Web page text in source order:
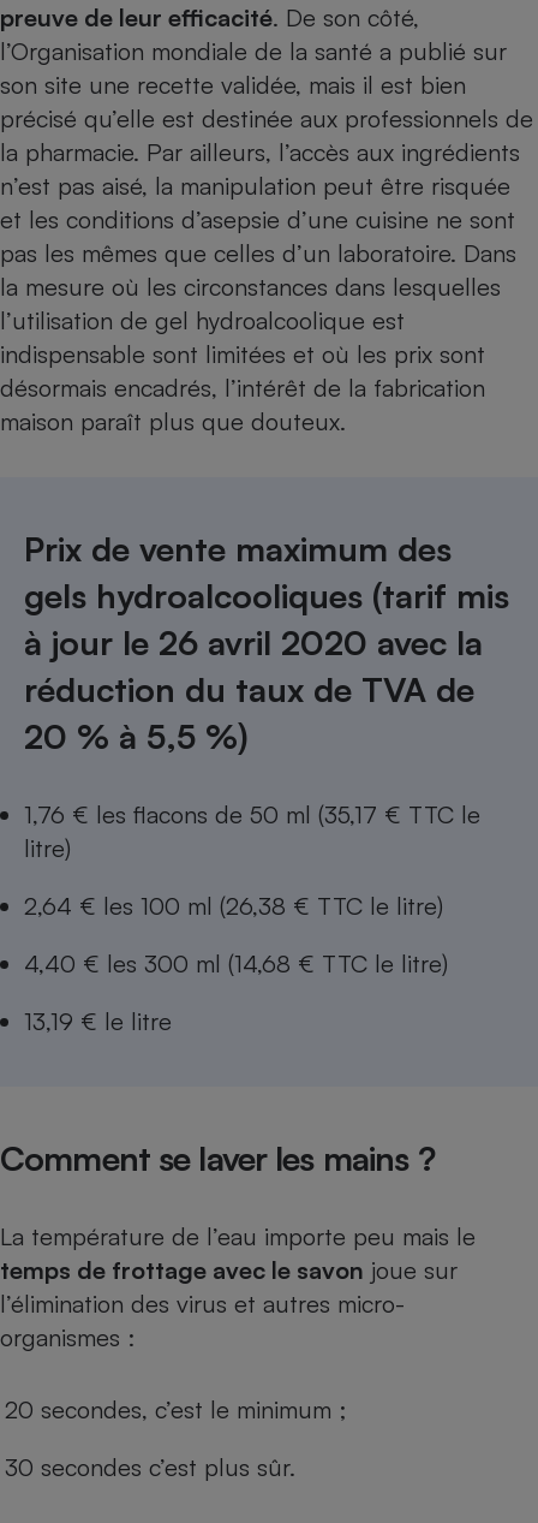
preuve de leur efficacité. De son côté,
l’Organisation mondiale de la santé a publié sur
son site une recette validée, mais il est bien
précisé qu’elle est destinée aux professionnels de
la pharmacie. Par ailleurs, l’accès aux ingrédients
n’est pas aisé, la manipulation peut être risquée
et les conditions d’asepsie d’une cuisine ne sont
pas les mêmes que celles d’un laboratoire. Dans
la mesure où les circonstances dans lesquelles
l’utilisation de gel hydroalcoolique est
indispensable sont limitées et où les prix sont
désormais encadrés, l’intérêt de la fabrication
maison paraît plus que douteux.
Prix de vente maximum des
gels hydroalcooliques (tarif mis
à jour le 26 avril 2020 avec la
réduction du taux de TVA de
20 % à 5,5 %)
1,76 € les flacons de 50 ml (35,17 € TTC le
litre)
2,64 € les 100 ml (26,38 € TTC le litre)
4,40 € les 300 ml (14,68 € TTC le litre)
13,19 € le litre
Comment se laver les mains ?
La température de l’eau importe peu mais le
temps de frottage avec le savon joue sur
l’élimination des virus et autres micro-
organismes :
20 secondes, c’est le minimum ;
30 secondes c’est plus sûr.